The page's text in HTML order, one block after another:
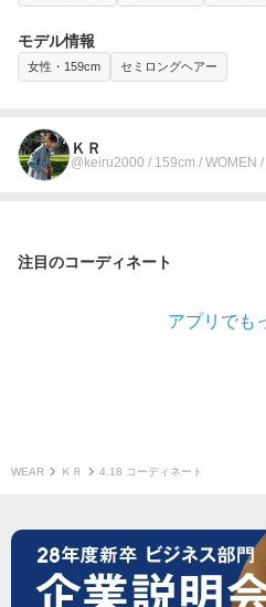
モデル情報
女性・159cm セミロングヘアー
ＫＲ
@keiru2000 / 159cm / WOMEN
注目のコーディネート
アプリでも
WEAR ＫＲ 4.18 コーディネート